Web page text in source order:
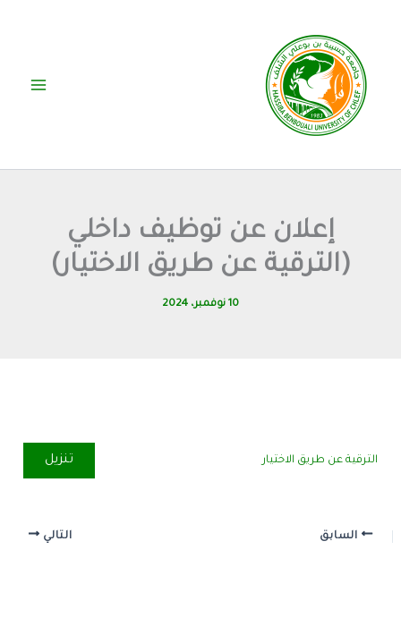
المحتوى
إعلان عن توظيف داخلي
(الترقية عن طريق الاختيار)
10 نوفمبر، 2024
الترقية عن طريق الاختيار تنزيل
السابق التالي